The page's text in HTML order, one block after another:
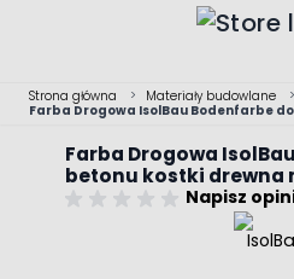
Strona główna > Materiały budowlane >
Farba Drogowa IsolBau Bodenfarbe
Farba Drogowa
betonu kostki drewna
Napisz